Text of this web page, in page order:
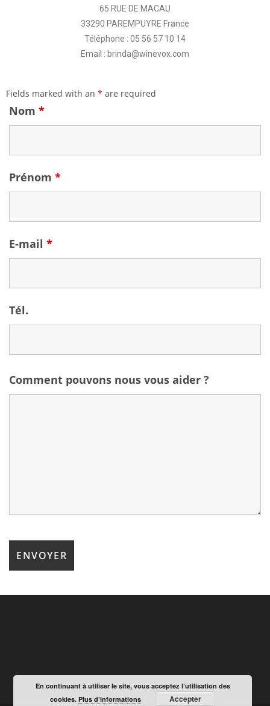
65 RUE DE MACAU
33290 PAREMPUYRE France
Téléphone : 05 56 57 10 14
Email : brinda@winevox.com
Fields marked with an * are required
Nom *
Prénom *
E-mail *
Tél.
Comment pouvons nous vous aider ?
En continuant à utiliser le site, vous acceptez l’utilisation des
cookies.Plus d’informations Accepter